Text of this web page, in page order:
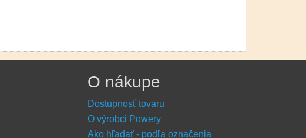
O nákupe
Dostupnosť tovaru
O výrobci Powery
Ako hľadať - podľa označenia